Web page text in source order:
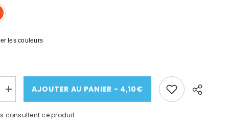
les couleurs
Augmenter
la
de
AJOUTER AU PANIER - 4,10€
consultent ce produit